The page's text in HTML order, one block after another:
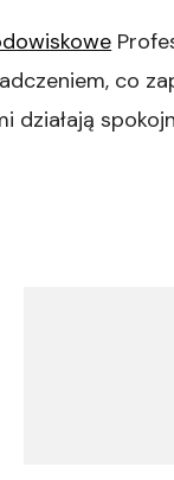
co
działają